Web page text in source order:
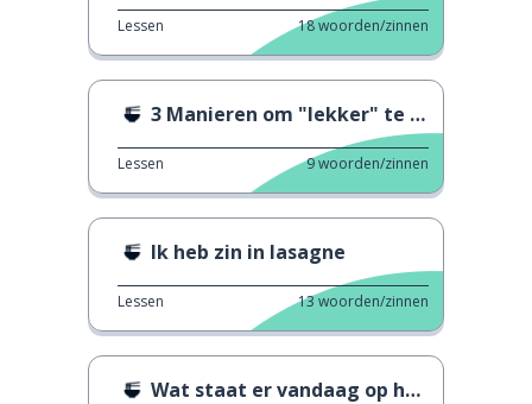
Lessen 18woorden/zinnen
3 Manieren om "lekker" te zeggen 2
Lessen 9woorden/zinnen
Ik heb zin in lasagne
Lessen 13woorden/zinnen
Wat staat er vandaag op het menu?